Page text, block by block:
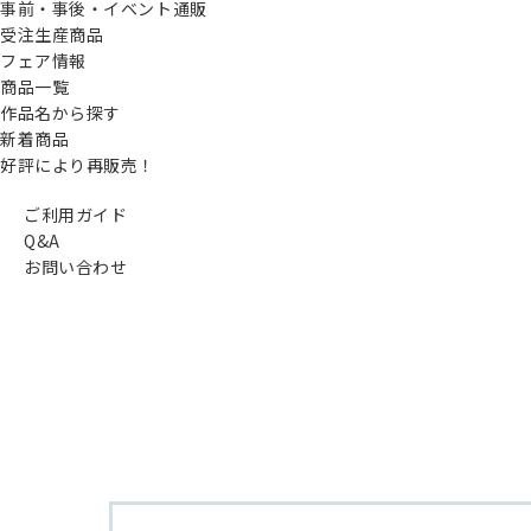
事前・事後・イベント通販
受注生産商品
フェア情報
商品一覧
作品名から探す
新着商品
好評により再販売！
ご利用ガイド
Q&A
お問い合わせ